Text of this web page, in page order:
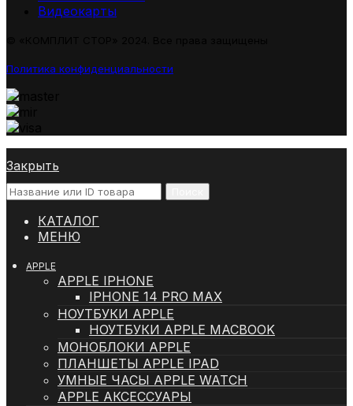
Видеокарты
Политика конфиденциальности
Закрыть
КАТАЛОГ
МЕНЮ
APPLE
APPLE IPHONE
IPHONE 14 PRO MAX
НОУТБУКИ APPLE
НОУТБУКИ APPLE MACBOOK
МОНОБЛОКИ APPLE
ПЛАНШЕТЫ APPLE IPAD
УМНЫЕ ЧАСЫ APPLE WATCH
APPLE АКСЕССУАРЫ